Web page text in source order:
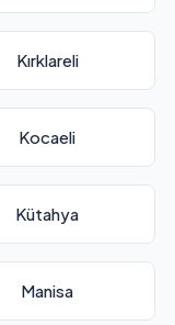
Kırklareli
Kocaeli
Kütahya
Manisa